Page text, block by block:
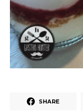
SHARE